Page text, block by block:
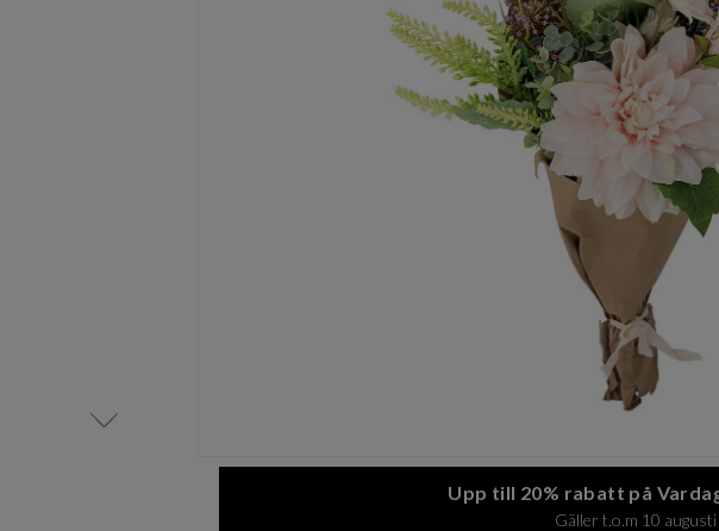
Item
Upp till 20% rabatt på
Gäller t.o.m 10 augusti